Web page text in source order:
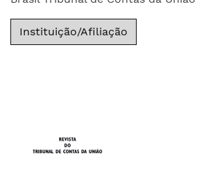
Instituição/Afiliação